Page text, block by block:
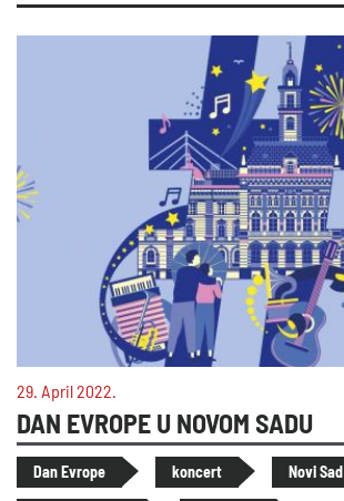
29. April 2022.
DAN EVROPE U NOVOM SADU
Dan Evrope koncert Novi Sad